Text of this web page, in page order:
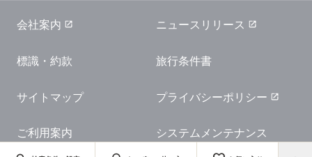
会社案内 ニュースリリース
標識・約款 旅行条件書
サイトマップ プライバシーポリシー
ご利用案内 システムメンテナンス